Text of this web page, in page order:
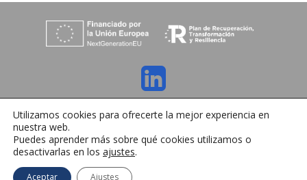
C/ Orense 6, 36970 Sanxenxo, Pontevedra
Tlfno:+34 986 72 35 64| E-mail: info@ihrmeeting.com
Utilizamos cookies para ofrecerte la mejor experiencia en
nuestra web.
Puedes aprender más sobre qué cookies utilizamos o
desactivarlas en los ajustes.
Aceptar Ajustes